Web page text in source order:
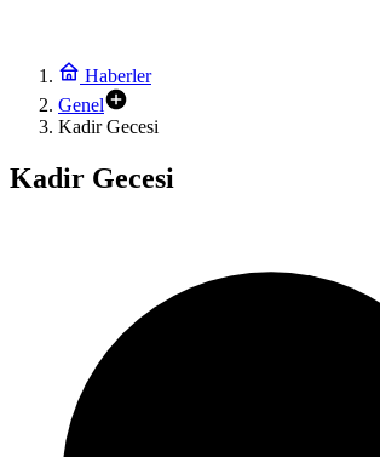
Haberler
Genel
Kadir Gecesi
Kadir Gecesi